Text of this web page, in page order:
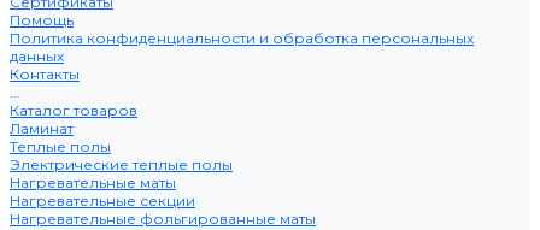
Помощь
Политика конфиденциальности и обработка персональных
данных
Контакты
...
Каталог товаров
Ламинат
Теплые полы
Электрические теплые полы
Нагревательные маты
Нагревательные секции
Нагревательные фольгированные маты